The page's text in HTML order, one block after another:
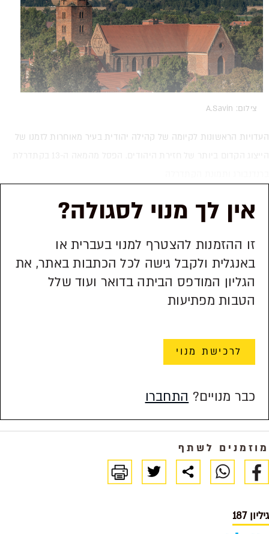
צילום: A.Savin
העדויות הראשונות לקיומה של קהילה יהודית בעיר מאוחרות לזמנו של
אין לך מנוי לסגולה?
זו ההזמנות להצטרף למנוי בעברית או
באנגלית ולקבל גישה לכל הכתבות באתר, את
הגליון המודפס הביתה בדואר ועוד שלל
הטבות מפתיעות
לרכישת מנוי
כבר מנויים? התחברו
מוזמנים לשתף
גיליון 187